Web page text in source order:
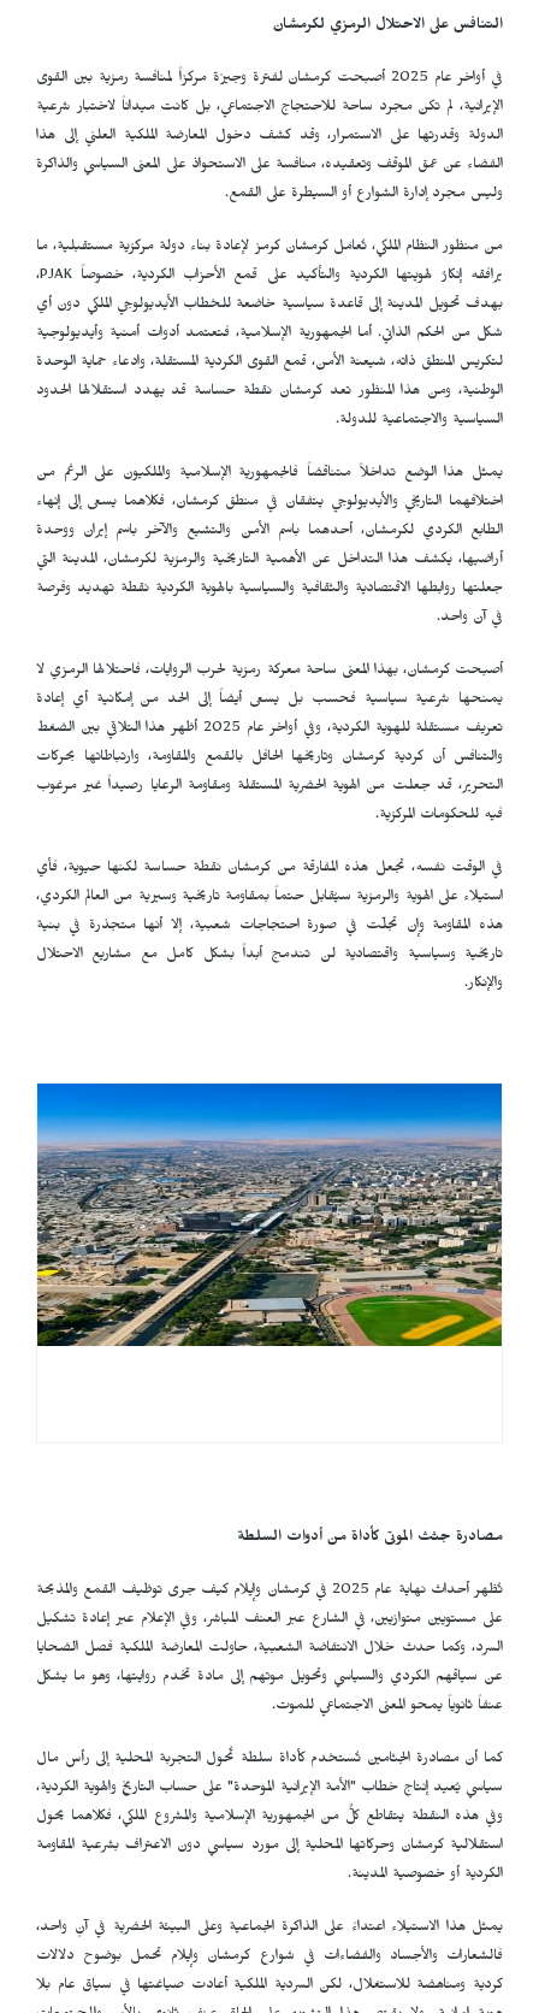
التنافس على الاحتلال الرمزي لكرمشان
في أواخر عام 2025 أصبحت كرمشان لفترة وجيزة مركزاً لمنافسة رمزية بين القوى
الإيرانية، لم تكن مجرد ساحة للاحتجاج الاجتماعي، بل كانت ميداناً لاختبار شرعية
الدولة وقدرتها على الاستمرار، وقد كشف دخول المعارضة الملكية العلني إلى هذا
الفضاء عن عمق الموقف وتعقيده، منافسة على الاستحواذ على المعنى السياسي والذاكرة
وليس مجرد إدارة الشوارع أو السيطرة على القمع.
من منظور النظام الملكي، تُعامَل كرمشان كرمز لإعادة بناء دولة مركزية مستقبلية، ما
يرافقه إنكارٌ لهويتها الكردية والتأكيد على قمع الأحزاب الكردية، خصوصاً PJAK،
بهدف تحويل المدينة إلى قاعدة سياسية خاضعة للخطاب الأيديولوجي الملكي دون أي
شكل من الحكم الذاتي. أما الجمهورية الإسلامية، فتعتمد أدوات أمنية وأيديولوجية
لتكريس المنطق ذاته، شيعنة الأمن، قمع القوى الكردية المستقلة، وادعاء حماية الوحدة
الوطنية، ومن هذا المنظور تعد كرمشان نقطة حساسة قد يهدد استقلالها الحدود
السياسية والاجتماعية للدولة.
يمثل هذا الوضع تداخلاً متناقضاً فالجمهورية الإسلامية والملكيون على الرغم من
اختلافهما التاريخي والأيديولوجي يتفقان في منطق كرمشان، فكلاهما يسعى إلى إنهاء
الطابع الكردي لكرمشان، أحدهما باسم الأمن والتشيع والآخر باسم إيران ووحدة
أراضيها، يكشف هذا التداخل عن الأهمية التاريخية والرمزية لكرمشان، المدينة التي
جعلتها روابطها الاقتصادية والثقافية والسياسية بالهوية الكردية نقطة تهديد وفرصة
في آن واحد.
أصبحت كرمشان، بهذا المعنى ساحة معركة رمزية لحرب الروايات، فاحتلالها الرمزي لا
يمنحها شرعية سياسية فحسب بل يسعى أيضاً إلى الحد من إمكانية أي إعادة
تعريف مستقلة للهوية الكردية، وفي أواخر عام 2025 أظهر هذا التلاقي بين الضغط
والتنافس أن كردية كرمشان وتاريخها الحافل بالقمع والمقاومة، وارتباطاتها بحركات
التحرير، قد جعلت من الهوية الحضرية المستقلة ومقاومة الرعايا رصيداً غير مرغوب
فيه للحكومات المركزية.
في الوقت نفسه، تجعل هذه المفارقة من كرمشان نقطة حساسة لكنها حيوية، فأي
استيلاء على الهوية والرمزية سيُقابل حتماً بمقاومة تاريخية وسيرية من العالم الكردي،
هذه المقاومة وإن تجلّت في صورة احتجاجات شعبية، إلا أنها متجذرة في بنية
تاريخية وسياسية واقتصادية لن تندمج أبداً بشكل كامل مع مشاريع الاحتلال
والإنكار.
مصادرة جثث الموتى كأداة من أدوات السلطة
تُظهر أحداث نهاية عام 2025 في كرمشان وإيلام كيف جرى توظيف القمع والمذبحة
على مستويين متوازيين، في الشارع عبر العنف المباشر، وفي الإعلام عبر إعادة تشكيل
السرد، وكما حدث خلال الانتفاضة الشعبية، حاولت المعارضة الملكية فصل الضحايا
عن سياقهم الكردي والسياسي وتحويل موتهم إلى مادة تخدم روايتها، وهو ما يشكل
عنفاً ثانوياً يمحو المعنى الاجتماعي للموت.
كما أن مصادرة الجثامين تُستخدم كأداة سلطة تُحول التجربة المحلية إلى رأس مال
سياسي يُعيد إنتاج خطاب "الأمة الإيرانية الموحدة" على حساب التاريخ والهوية الكردية،
وفي هذه النقطة يتقاطع كلٌّ من الجمهورية الإسلامية والمشروع الملكي، فكلاهما يحول
استقلالية كرمشان وحركاتها المحلية إلى مورد سياسي دون الاعتراف بشرعية المقاومة
الكردية أو خصوصية المدينة.
يمثل هذا الاستيلاء اعتداءً على الذاكرة الجماعية وعلى البيئة الحضرية في آنٍ واحد،
فالشعارات والأجساد والفضاءات في شوارع كرمشان وإيلام تحمل بوضوح دلالات
كردية ومناهضة للاستغلال، لكن السردية الملكية أعادت صياغتها في سياق عام بلا